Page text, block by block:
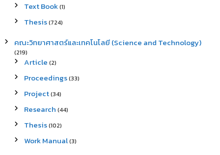
Text Book(1)
Thesis(724)
คณะวิทยาศาสตร์และเทคโนโลยี (Science and Technology)
(219)
Article (2)
Proceedings(33)
Project(34)
Research (44)
Thesis(102)
Work Manual(3)